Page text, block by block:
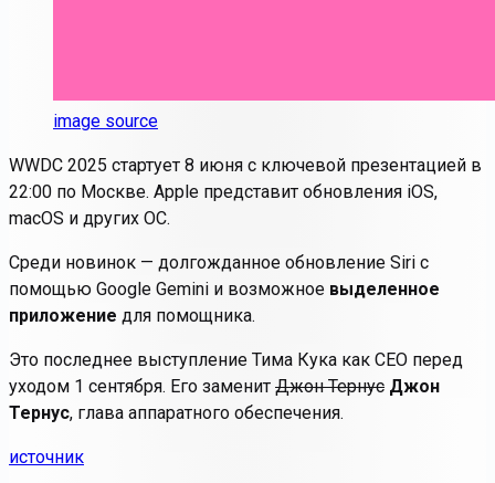
image source
WWDC 2025 стартует 8 июня с ключевой презентацией в
22:00 по Москве. Apple представит обновления iOS,
macOS и других ОС.
Среди новинок — долгожданное обновление Siri с
помощью Google Gemini и возможное выделенное
приложение для помощника.
Это последнее выступление Тима Кука как CEO перед
уходом 1 сентября. Его заменит Джон Тернус Джон
Тернус, глава аппаратного обеспечения.
источник